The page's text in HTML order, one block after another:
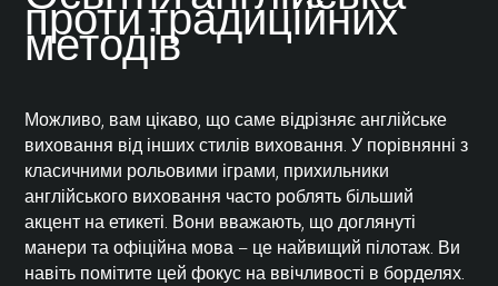
проти традиційних
методів
Можливо, вам цікаво, що саме відрізняє англійське
виховання від інших стилів виховання. У порівнянні з
класичними рольовими іграми, прихильники
англійського виховання часто роблять більший
акцент на етикеті. Вони вважають, що доглянуті
манери та офіційна мова – це найвищий пілотаж. Ви
навіть помітите цей фокус на ввічливості в борделях.